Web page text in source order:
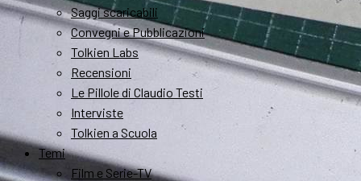
Saggi scaricabili
Convegni e Pubblicazioni
Tolkien Labs
Recensioni
Le Pillole di Claudio Testi
Interviste
Tolkien a Scuola
Temi
Film e Serie-TV